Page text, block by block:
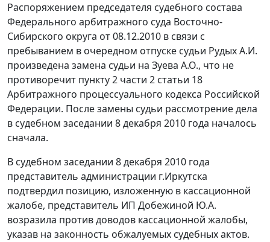
Распоряжением председателя судебного состава
Федерального арбитражного суда Восточно-
Сибирского округа от 08.12.2010 в связи с
пребыванием в очередном отпуске судьи Рудых А.И.
произведена замена судьи на Зуева А.О., что не
противоречит пункту 2 части 2 статьи 18
Арбитражного процессуального кодекса Российской
Федерации. После замены судьи рассмотрение дела
в судебном заседании 8 декабря 2010 года началось
сначала.
В судебном заседании 8 декабря 2010 года
представитель администрации г.Иркутска
подтвердил позицию, изложенную в кассационной
жалобе, представитель ИП Добежиной Ю.А.
возразила против доводов кассационной жалобы,
указав на законность обжалуемых судебных актов.